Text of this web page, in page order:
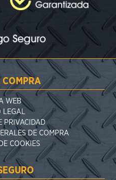
COMPRA
WEB
PRIVACIDAD
DE COMPRA
COOKIES